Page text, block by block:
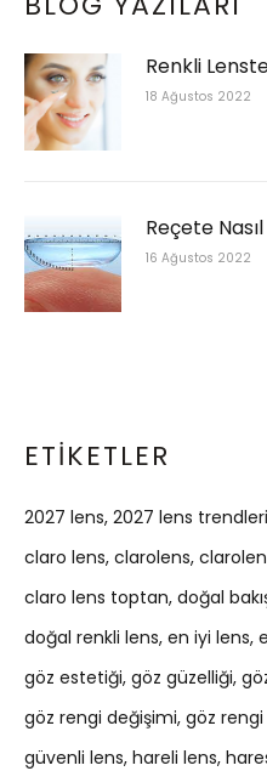
Renkli
18 Ağustos 2022
Reçete
16 Ağustos 2022
ETIKETLER
2027 lens 2027 lens trendleri
claro lens clarolens
claro lens toptan doğal
doğal renkli lens en iyi lens
göz estetiği göz güzelliği
göz rengi değişimi göz
güvenli lens hareli lens